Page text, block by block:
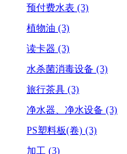
预付费水表 (3)
植物油 (3)
读卡器 (3)
水杀菌消毒设备 (3)
旅行茶具 (3)
净水器、净水设备 (3)
PS塑料板(卷) (3)
加工 (3)